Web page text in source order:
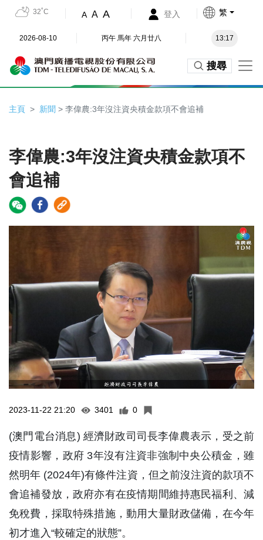
32˚C A A A 登入 繁
2026-08-10 丙午 馬年 六月廿八 13:17
搜尋
主頁 新聞 > 李偉農:3年沒注資央積金款項不會追補
李偉農:3年沒注資央積金款項不
會追補
2023-11-22 21:20 3401 0
(澳門電台消息) 經濟財政司司長李偉農表示，受之前
疫情影響，政府 3年沒有注資非強制中央公積金，雖
然明年 (2024年)有條件注資，但之前沒注資的款項不
會追補發放，政府亦有在疫情期間維持惠民福利、減
免稅費，採取特殊措施，動用大量財政儲備，在今年
初才進入“較確定的狀態”。